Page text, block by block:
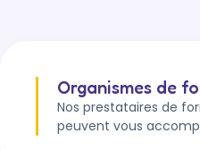
Organismes de
Nos prestataires de
peuvent vous